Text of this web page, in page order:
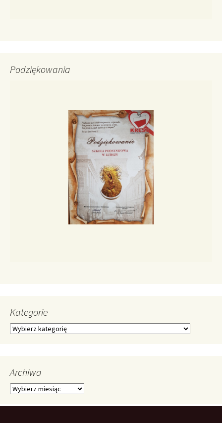
Podziękowania
Kategorie
Kategorie
Archiwa
Archiwa